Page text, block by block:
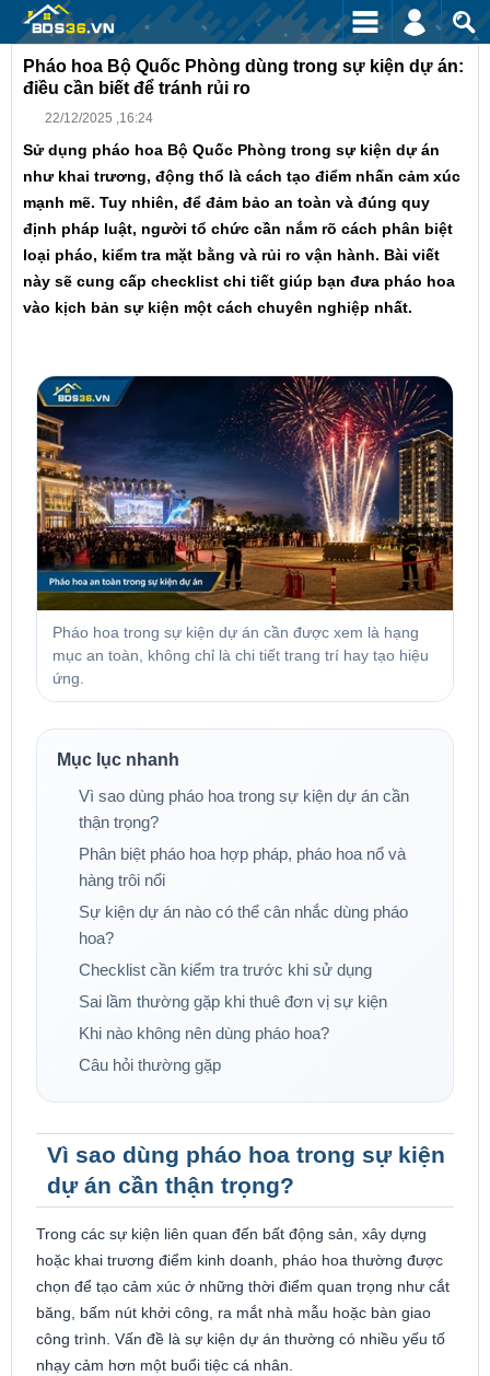
Pháo hoa Bộ Quốc Phòng dùng trong sự kiện dự án:
điều cần biết để tránh rủi ro
22/12/2025 ,16:24
Sử dụng pháo hoa Bộ Quốc Phòng trong sự kiện dự án
như khai trương, động thổ là cách tạo điểm nhấn cảm xúc
mạnh mẽ. Tuy nhiên, để đảm bảo an toàn và đúng quy
định pháp luật, người tổ chức cần nắm rõ cách phân biệt
loại pháo, kiểm tra mặt bằng và rủi ro vận hành. Bài viết
này sẽ cung cấp checklist chi tiết giúp bạn đưa pháo hoa
vào kịch bản sự kiện một cách chuyên nghiệp nhất.
Pháo hoa trong sự kiện dự án cần được xem là hạng
mục an toàn, không chỉ là chi tiết trang trí hay tạo hiệu
ứng.
Mục lục nhanh
Vì sao dùng pháo hoa trong sự kiện dự án cần
thận trọng?
Phân biệt pháo hoa hợp pháp, pháo hoa nổ và
hàng trôi nổi
Sự kiện dự án nào có thể cân nhắc dùng pháo
hoa?
Checklist cần kiểm tra trước khi sử dụng
Sai lầm thường gặp khi thuê đơn vị sự kiện
Khi nào không nên dùng pháo hoa?
Câu hỏi thường gặp
Vì sao dùng pháo hoa trong sự kiện
dự án cần thận trọng?
Trong các sự kiện liên quan đến bất động sản, xây dựng
hoặc khai trương điểm kinh doanh, pháo hoa thường được
chọn để tạo cảm xúc ở những thời điểm quan trọng như cắt
băng, bấm nút khởi công, ra mắt nhà mẫu hoặc bàn giao
công trình. Vấn đề là sự kiện dự án thường có nhiều yếu tố
nhạy cảm hơn một buổi tiệc cá nhân.